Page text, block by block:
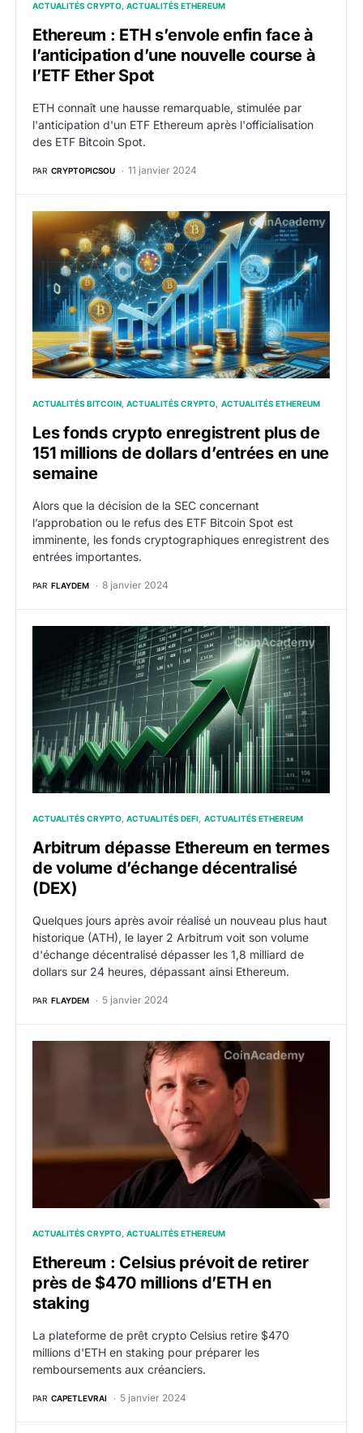
ACTUALITÉS CRYPTO ACTUALITÉS ETHEREUM
Ethereum : ETH s’envole enfin face à
l’anticipation d’une nouvelle course à
l’ETF Ether Spot
ETH connaît une hausse remarquable, stimulée par
l'anticipation d'un ETF Ethereum après l'officialisation
des ETF Bitcoin Spot.
PAR CRYPTOPICSOU 11 janvier 2024
Les fonds crypto enregistrent plus de 151 millions de
ACTUALITÉS BITCOIN ACTUALITÉS CRYPTO ACTUALITÉS ETHEREUM
Les fonds crypto enregistrent plus de
151 millions de dollars d’entrées en une
semaine
Alors que la décision de la SEC concernant
l’approbation ou le refus des ETF Bitcoin Spot est
imminente, les fonds cryptographiques enregistrent des
entrées importantes.
PAR FLAYDEM 8 janvier 2024
Arbitrum dépasse Ethereum en termes de volume
ACTUALITÉS CRYPTO ACTUALITÉS DEFI ACTUALITÉS ETHEREUM
Arbitrum dépasse Ethereum en termes
de volume d’échange décentralisé
(DEX)
Quelques jours après avoir réalisé un nouveau plus haut
historique (ATH), le layer 2 Arbitrum voit son volume
d'échange décentralisé dépasser les 1,8 milliard de
dollars sur 24 heures, dépassant ainsi Ethereum.
PAR FLAYDEM 5 janvier 2024
Ethereum : Celsius prévoit de retirer près de $470
ACTUALITÉS CRYPTO ACTUALITÉS ETHEREUM
Ethereum : Celsius prévoit de retirer
près de $470 millions d’ETH en
staking
La plateforme de prêt crypto Celsius retire $470
millions d'ETH en staking pour préparer les
remboursements aux créanciers.
PAR CAPETLEVRAI 5 janvier 2024